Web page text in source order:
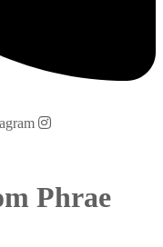
Phrae